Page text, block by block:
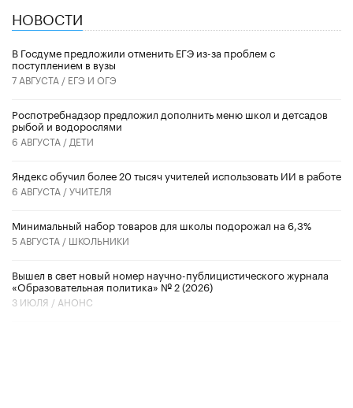
НОВОСТИ
В Госдуме предложили отменить ЕГЭ из-за проблем с
поступлением в вузы
7 АВГУСТА / ЕГЭ И ОГЭ
Роспотребнадзор предложил дополнить меню школ и детсадов
рыбой и водорослями
6 АВГУСТА / ДЕТИ
​Яндекс обучил более 20 тысяч учителей использовать ИИ в работе
6 АВГУСТА /УЧИТЕЛЯ
Минимальный набор товаров для школы подорожал на 6,3%
5 АВГУСТА / ШКОЛЬНИКИ
Вышел в свет новый номер научно-публицистического журнала
«Образовательная политика» № 2 (2026)
3 ИЮЛЯ / АНОНС